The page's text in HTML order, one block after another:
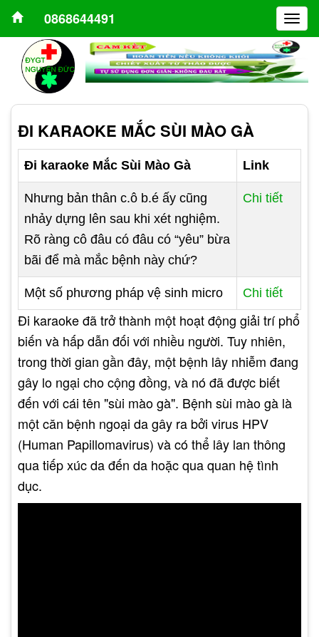
0868644491
ĐI KARAOKE MẮC SÙI MÀO GÀ
Đi karaoke Mắc Sùi Mào Gà Link
Nhưng bản thân c.ô b.é ấy cũng
nhảy dựng lên sau khi xét nghiệm.
Rõ ràng cô đâu có đâu có “yêu” bừa
bãi để mà mắc bệnh này chứ?
Chi tiết
Một số phương pháp vệ sinh micro Chi tiết
Đi karaoke đã trở thành một hoạt động giải trí phổ
biến và hấp dẫn đối với nhiều người. Tuy nhiên,
trong thời gian gần đây, một bệnh lây nhiễm đang
gây lo ngại cho cộng đồng, và nó đã được biết
đến với cái tên "sùi mào gà". Bệnh sùi mào gà là
một căn bệnh ngoại da gây ra bởi virus HPV
(Human Papillomavirus) và có thể lây lan thông
qua tiếp xúc da đến da hoặc qua quan hệ tình
dục.